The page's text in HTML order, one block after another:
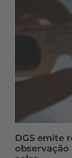
DGS emite
observação